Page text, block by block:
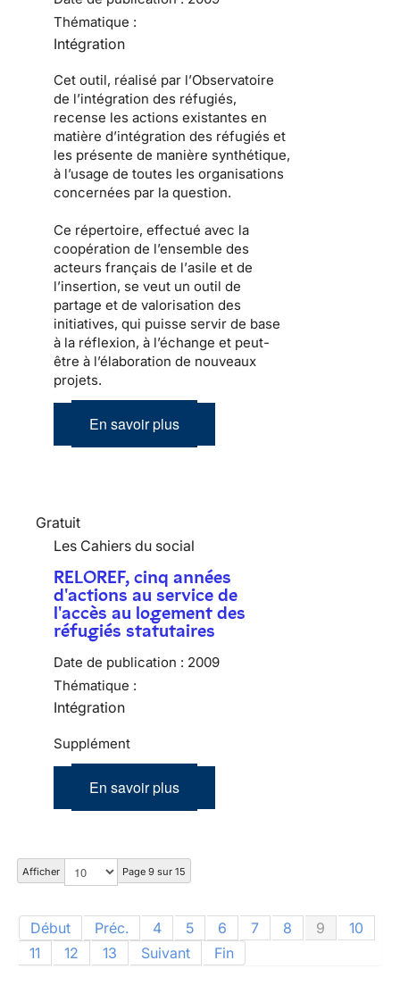
Thématique :
Intégration
Cet outil, réalisé par l’Observatoire
de l’intégration des réfugiés,
recense les actions existantes en
matière d’intégration des réfugiés et
les présente de manière synthétique,
à l’usage de toutes les organisations
concernées par la question.
Ce répertoire, effectué avec la
coopération de l’ensemble des
acteurs français de l’asile et de
l’insertion, se veut un outil de
partage et de valorisation des
initiatives, qui puisse servir de base
à la réflexion, à l’échange et peut-
être à l’élaboration de nouveaux
projets.
En savoir plus
Gratuit
Les Cahiers du social
RELOREF, cinq années
d'actions au service de
l'accès au logement des
réfugiés statutaires
Date de publication : 2009
Thématique :
Intégration
Supplément
En savoir plus
Afficher Page 9 sur 15
Début Préc. 4 5 6 7 8 9
10
11
12 13 Suivant Fin